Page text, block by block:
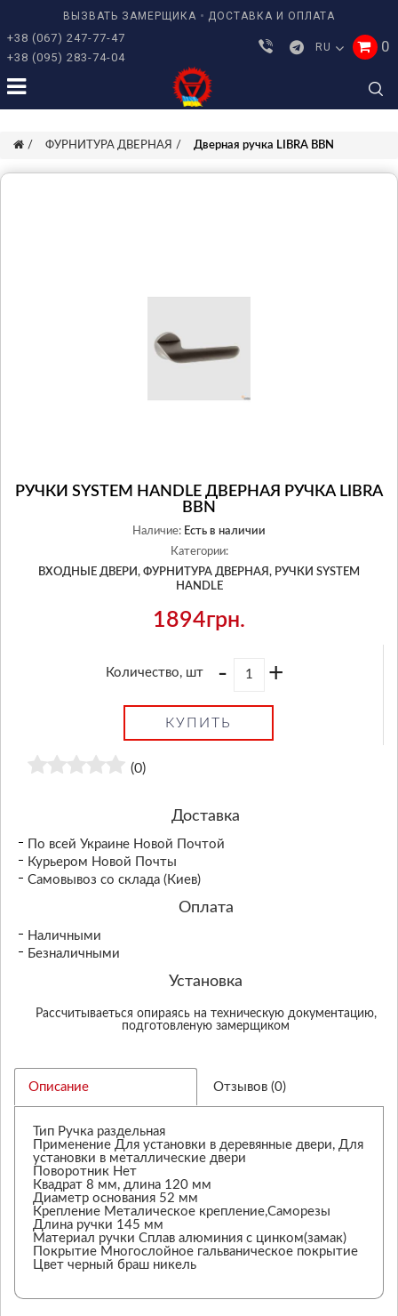
ВЫЗВАТЬ ЗАМЕРЩИКА ДОСТАВКА И ОПЛАТА
+38 (067) 247-77-47
+38 (095) 283-74-04
RU 0
ФУРНИТУРА ДВЕРНАЯ Дверная ручка LIBRA BBN
РУЧКИ SYSTEM HANDLE ДВЕРНАЯ РУЧКА LIBRA
BBN
Наличие: Есть в наличии
Категории:
ВХОДНЫЕ ДВЕРИ, ФУРНИТУРА ДВЕРНАЯ, РУЧКИ SYSTEM
HANDLE
1894грн.
Количество, шт - +
КУПИТЬ
(0)
Доставка
По всей Украине Новой Почтой
Курьером Новой Почты
Самовывоз со склада (Киев)
Оплата
Наличными
Безналичными
Установка
Рассчитываеться опираясь на техническую документацию,
подготовленую замерщиком
Описание Отзывов (0)
Тип Ручка раздельная
Применение Для установки в деревянные двери, Для
установки в металлические двери
Поворотник Нет
Квадрат 8 мм, длина 120 мм
Диаметр основания 52 мм
Крепление Металическое крепление,Саморезы
Длина ручки 145 мм
Материал ручки Сплав алюминия с цинком(замак)
Покрытие Многослойное гальваническое покрытие
Цвет черный браш никель